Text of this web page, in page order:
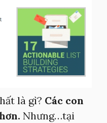
là gì? Các con
Nhưng…tại